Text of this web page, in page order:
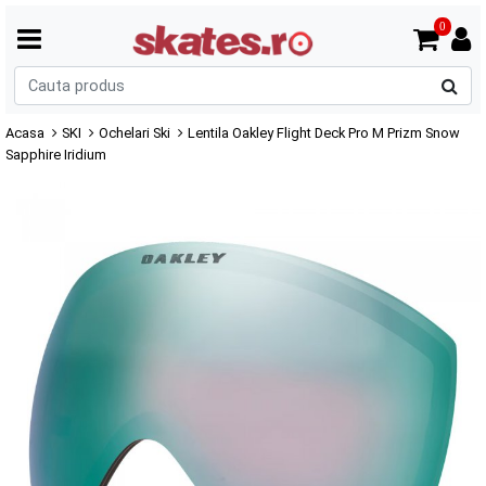
0
Acasa SKI Ochelari Ski
Lentila Oakley Flight Deck Pro M Prizm Snow
Sapphire Iridium